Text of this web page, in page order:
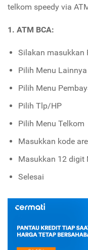
telkom speedy via
1. ATM BCA:
Silakan masukkan
Pilih Menu Lainnya
Pilih Menu
Pilih Tlp/HP
Pilih Menu Telkom
Masukkan kode
Masukkan 12 digit
Selesai